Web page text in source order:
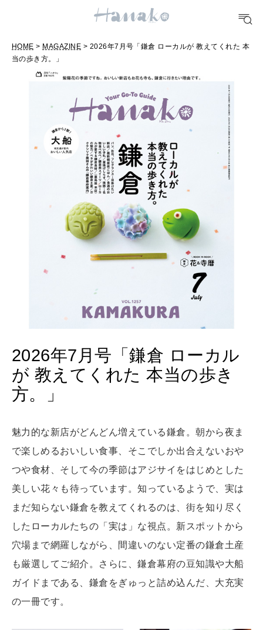
FOOD
おいしい
どこ行く？
明日のわたし
[12星座別] Weekly Holoscope
[12星座別] Monthly Love Holoscope
女神まり愛のタロットメッセージ
算命学がわかる今月のあなた
HEALTH
自分にやさしく
LEARN
知る、考える
MAMA
ママもいろいろ
SUSTAINABLE
わたしができること
CULTURE
自分を耕す
WORK&MONEY
いい人生って？
MAGAZINE
2026年9月号「北海道 おいしく遊ぶ、夏のご褒美旅。」
HOME > MAGAZINE > 2026年7月号「鎌倉 ローカルが 教えてくれた 本
当の歩き方。」
2026年7月号「鎌倉 ローカル
が 教えてくれた 本当の歩き
方。」
魅力的な新店がどんどん増えている鎌倉。朝から夜ま
で楽しめるおいしい食事、そこでしか出合えないおや
つや食材、そして今の季節はアジサイをはじめとした
美しい花々も待っています。知っているようで、実は
まだ知らない鎌倉を教えてくれるのは、街を知り尽く
したローカルたちの「実は」な視点。新スポットから
穴場まで網羅しながら、間違いのない定番の鎌倉土産
も厳選してご紹介。さらに、鎌倉幕府の豆知識や大船
ガイドまである、鎌倉をぎゅっと詰め込んだ、大充実
の一冊です。